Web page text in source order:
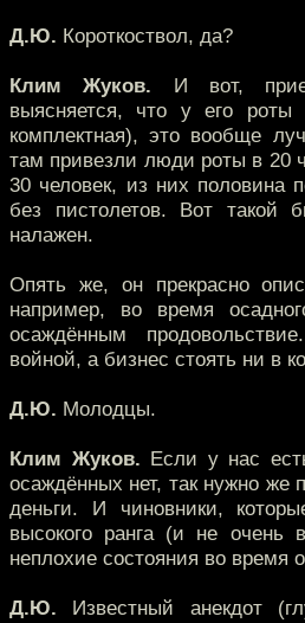
Д.Ю. Короткоствол, да?
Клим Жуков. И вот,
выясняется, что у его роты
комплектная), это вообще
там привезли люди роты в 20
30 человек, из них половина
без пистолетов. Вот такой
налажен.
Опять же, он прекрасно
например, во время
осаждённым
войной, а бизнес стоять ни в
Д.Ю. Молодцы.
Клим Жуков. Если у нас
осаждённых нет, так нужно же
деньги. И чиновники,
высокого ранга (и не очень
неплохие состояния во время
Д.Ю. Известный анекдот